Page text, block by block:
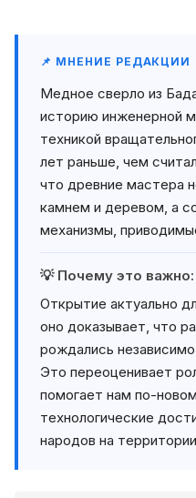
📌 МНЕНИЕ РЕДАКЦИИ
Медное сверло из
историю инженерной
техникой
лет раньше, чем
что древние мастера
камнем и деревом, а
механизмы,
💡 Почему это важно:
Открытие актуально
оно доказывает, что
рождались независимо
Это переоценивает
помогает нам по-
технологические
народов на